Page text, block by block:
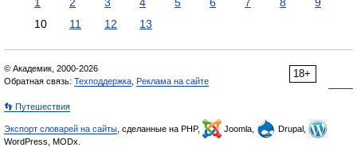
10
11 12 13
18+
© Академик, 2000-2026
Обратная связь: Техподдержка Реклама на сайте
👣 Путешествия
Экспорт словарей на сайты , сделанные на PHP, Joomla,
Drupal,
WordPress, MODx.